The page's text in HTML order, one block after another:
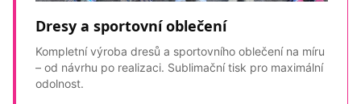
Dresy a sportovní oblečení
Kompletní výroba dresů a sportovního oblečení na míru
– od návrhu po realizaci. Sublimační tisk pro maximální
odolnost.